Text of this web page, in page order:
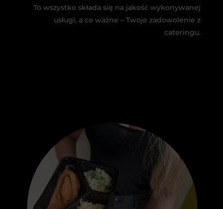
To wszystko składa się na jakość wykonywanej
usługi, a co ważne – Twoje zadowolenie z
cateringu.